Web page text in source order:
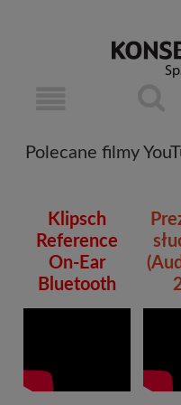
Polecane filmy
Klipsch
Reference
On-Ear
Bluetooth